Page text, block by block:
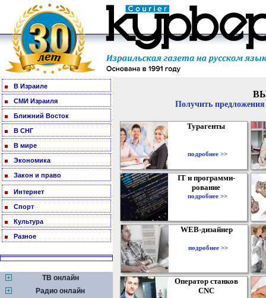
В Израиле
СМИ Израиля
Ближний Восток
В СНГ
В мире
Экономика
Закон и право
Интернет
Спорт
Культура
Разное
ТВ онлайн
Радио онлайн
Получить
Турагенты
подробнее >>
IT и программи-
рование
подробнее >>
WEB-дизайнер
подробнее >>
Оператор станков
CNC